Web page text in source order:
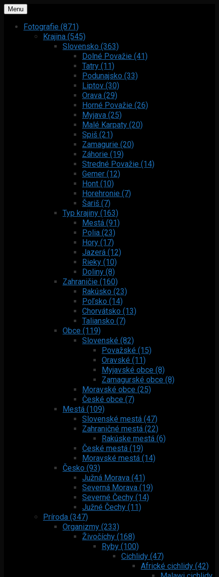
Menu
Fotografie (871)
Krajina (545)
Slovensko (363)
Dolné Považie (41)
Tatry (11)
Podunajsko (33)
Liptov (30)
Orava (29)
Horné Považie (26)
Myjava (25)
Malé Karpaty (20)
Spiš (21)
Zamagurie (20)
Záhorie (19)
Stredné Považie (14)
Gemer (12)
Hont (10)
Horehronie (7)
Šariš (7)
Typ krajiny (163)
Mestá (91)
Polia (23)
Hory (17)
Jazerá (12)
Rieky (10)
Doliny (8)
Zahraničie (160)
Rakúsko (23)
Poľsko (14)
Chorvátsko (13)
Taliansko (7)
Obce (119)
Slovenské (82)
Považské (15)
Oravské (11)
Myjavské obce (8)
Zamagurské obce (8)
Moravské obce (25)
České obce (7)
Mestá (109)
Slovenské mestá (47)
Zahraničné mestá (22)
Rakúske mestá (6)
České mestá (19)
Moravské mestá (14)
Česko (93)
Južná Morava (41)
Severná Morava (19)
Severné Čechy (14)
Južné Čechy (11)
Príroda (347)
Organizmy (233)
Živočíchy (168)
Ryby (100)
Cichlidy (47)
Africké cichlidy (42)